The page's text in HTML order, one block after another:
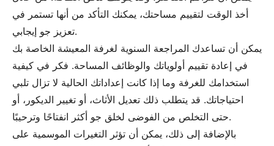
أخذ الوقت لتقييم مساحتك، يمكنك التأكد من أنها تستمر في
تعزيز جو إيجابي.
يمكن أن تساعدك المراجعة السنوية لغرفة المعيشة الخاصة بك
في إعادة تقييم أولوياتك والوظائف المساحة. فكر في كيفية
استخدامك للغرفة وما إذا كانت إعداداتك الحالية لا تزال تلبي
احتياجاتك. قد يتطلب ذلك تعديل الأثاث، أو تغيير الديكور، أو
حتى التخلص من الفوضى لخلق جو أكثر انفتاحًا وترحيبًا.
بالإضافة إلى ذلك، يمكن أن تؤثر التغيرات الموسمية على